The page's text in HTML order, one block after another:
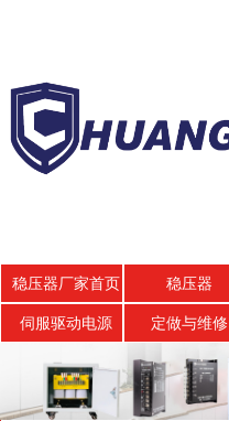
稳压器厂家首页 稳压器
伺服驱动电源 定做与维修